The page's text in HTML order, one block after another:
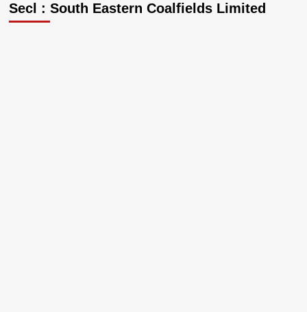
Secl : South Eastern Coalfields Limited